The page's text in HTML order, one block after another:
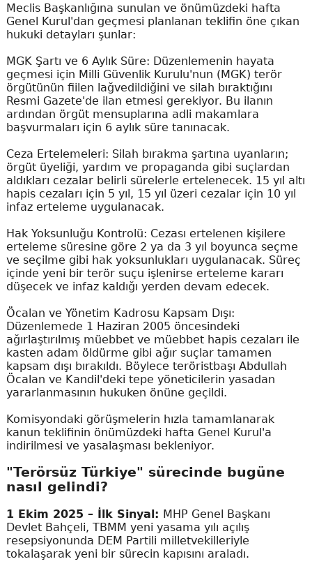
Meclis Başkanlığına sunulan ve önümüzdeki hafta
Genel Kurul'dan geçmesi planlanan teklifin öne çıkan
hukuki detayları şunlar:
MGK Şartı ve 6 Aylık Süre: Düzenlemenin hayata
geçmesi için Milli Güvenlik Kurulu'nun (MGK) terör
örgütünün fiilen lağvedildiğini ve silah bıraktığını
Resmi Gazete'de ilan etmesi gerekiyor. Bu ilanın
ardından örgüt mensuplarına adli makamlara
başvurmaları için 6 aylık süre tanınacak.
Ceza Ertelemeleri: Silah bırakma şartına uyanların;
örgüt üyeliği, yardım ve propaganda gibi suçlardan
aldıkları cezalar belirli sürelerle ertelenecek. 15 yıl altı
hapis cezaları için 5 yıl, 15 yıl üzeri cezalar için 10 yıl
infaz erteleme uygulanacak.
Hak Yoksunluğu Kontrolü: Cezası ertelenen kişilere
erteleme süresine göre 2 ya da 3 yıl boyunca seçme
ve seçilme gibi hak yoksunlukları uygulanacak. Süreç
içinde yeni bir terör suçu işlenirse erteleme kararı
düşecek ve infaz kaldığı yerden devam edecek.
Öcalan ve Yönetim Kadrosu Kapsam Dışı:
Düzenlemede 1 Haziran 2005 öncesindeki
ağırlaştırılmış müebbet ve müebbet hapis cezaları ile
kasten adam öldürme gibi ağır suçlar tamamen
kapsam dışı bırakıldı. Böylece teröristbaşı Abdullah
Öcalan ve Kandil'deki tepe yöneticilerin yasadan
yararlanmasının hukuken önüne geçildi.
Komisyondaki görüşmelerin hızla tamamlanarak
kanun teklifinin önümüzdeki hafta Genel Kurul'a
indirilmesi ve yasalaşması bekleniyor.
"Terörsüz Türkiye" sürecinde bugüne
nasıl gelindi?
1 Ekim 2025 – İlk Sinyal: MHP Genel Başkanı
Devlet Bahçeli, TBMM yeni yasama yılı açılış
resepsiyonunda DEM Partili milletvekilleriyle
tokalaşarak yeni bir sürecin kapısını araladı.